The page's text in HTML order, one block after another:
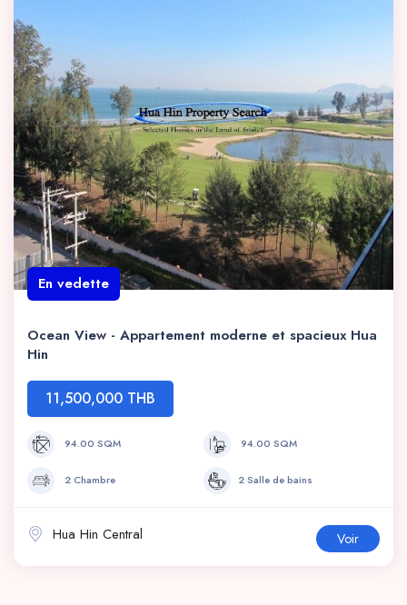
En vedette
Ocean View - Appartement moderne et spacieux Hua
Hin
11,500,000 THB
94.00 SQM 94.00 SQM
2 Chambre 2 Salle de bains
Hua Hin Central Voir